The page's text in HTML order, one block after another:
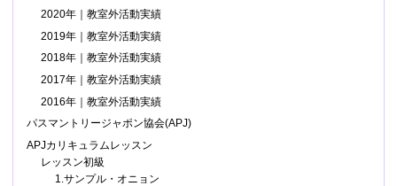
2020年｜教室外活動実績
2019年｜教室外活動実績
2018年｜教室外活動実績
2017年｜教室外活動実績
2016年｜教室外活動実績
パスマントリージャポン協会(APJ)
APJカリキュラムレッスン
レッスン初級
1.サンプル・オニョン